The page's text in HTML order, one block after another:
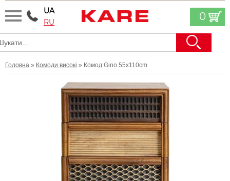
UA
RU
0
Головна » Комоди високі » Комод Gino 55x110cm